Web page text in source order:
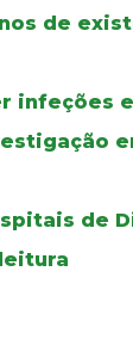
de
infeções
de